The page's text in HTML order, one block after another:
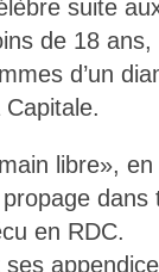
suite
de 18
d’un
libre»,
en RDC.